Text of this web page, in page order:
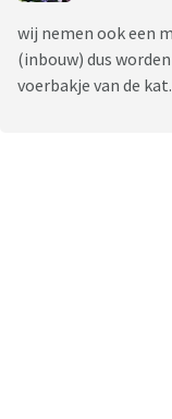
wij nemen ook een
(inbouw) dus
voerbakje van de